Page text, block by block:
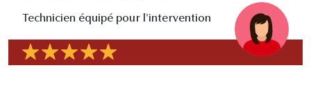
Technicien équipé pour l'intervention